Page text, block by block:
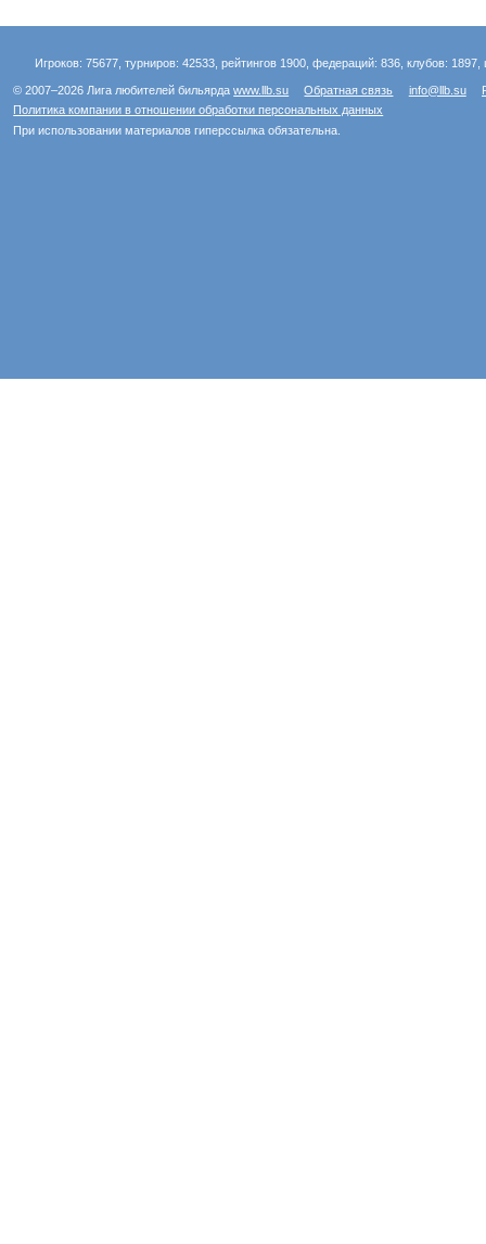
Игроков: 75677, турниров: 42533, рейтингов 1900, федераций: 836, клубов:
© 2007–2026 Лига любителей бильярдаwww.llb.su Обратная связь info@llb.su
Политика компании в отношении обработки персональных данных
При использовании материалов гиперссылка обязательна.